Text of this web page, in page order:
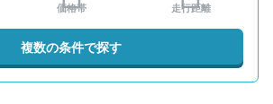
価格帯 走行距離
複数の条件で探す